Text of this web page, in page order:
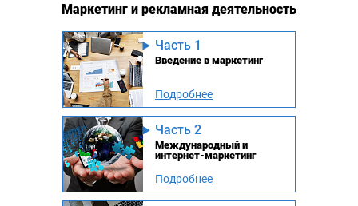
Маркетинг и рекламная деятельность
Часть 1
Введение в маркетинг
Подробнее
Часть 2
Международный и
интернет-маркетинг
Подробнее